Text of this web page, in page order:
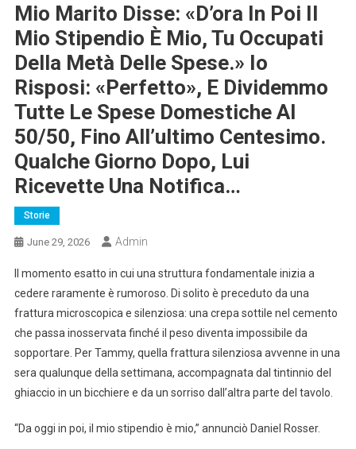
Mio Marito Disse: «D’ora In Poi Il
Mio Stipendio È Mio, Tu Occupati
Della Metà Delle Spese.» Io
Risposi: «Perfetto», E Dividemmo
Tutte Le Spese Domestiche Al
50/50, Fino All’ultimo Centesimo.
Qualche Giorno Dopo, Lui
Ricevette Una Notifica…
Storie
June 29, 2026 Admin
Il momento esatto in cui una struttura fondamentale inizia a
cedere raramente è rumoroso. Di solito è preceduto da una
frattura microscopica e silenziosa: una crepa sottile nel cemento
che passa inosservata finché il peso diventa impossibile da
sopportare. Per Tammy, quella frattura silenziosa avvenne in una
sera qualunque della settimana, accompagnata dal tintinnio del
ghiaccio in un bicchiere e da un sorriso dall’altra parte del tavolo.
“Da oggi in poi, il mio stipendio è mio,” annunciò Daniel Rosser.